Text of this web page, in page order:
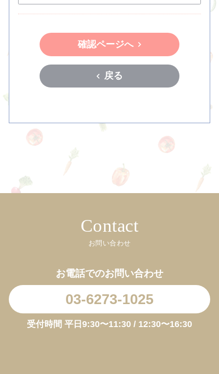
確認ページへ
戻る
Contact
お問い合わせ
お電話でのお問い合わせ
03-6273-1025
受付時間 平日9:30〜11:30 / 12:30〜16:30